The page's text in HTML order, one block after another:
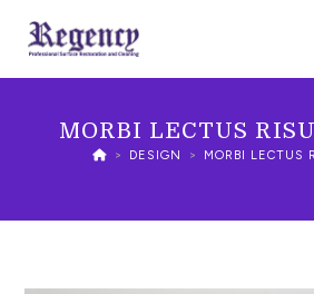
MORBI LECTUS
> DESIGN > MORBI LECTUS